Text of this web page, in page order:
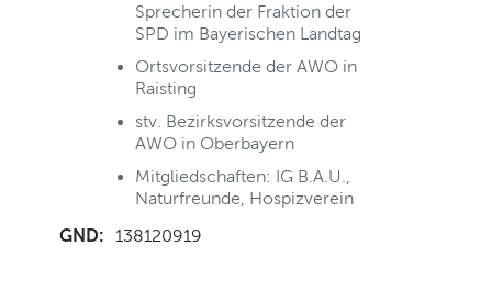
Sprecherin der Fraktion der
SPD im Bayerischen Landtag
Ortsvorsitzende der AWO in
Raisting
stv. Bezirksvorsitzende der
AWO in Oberbayern
Mitgliedschaften: IG B.A.U.,
Naturfreunde, Hospizverein
GND: 138120919